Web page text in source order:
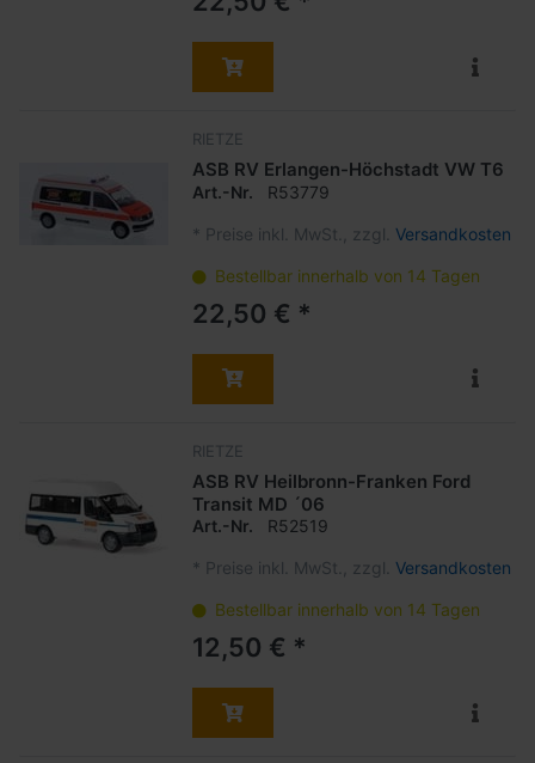
RIETZE
ASB RV Erlangen-Höchstadt VW T6
Art.-Nr. R53779
* Preise inkl. MwSt., zzgl. Versandkosten
Bestellbar innerhalb von 14 Tagen
22,50 € *
RIETZE
ASB RV Heilbronn-Franken Ford
Transit MD ´06
Art.-Nr. R52519
* Preise inkl. MwSt., zzgl. Versandkosten
Bestellbar innerhalb von 14 Tagen
12,50 € *